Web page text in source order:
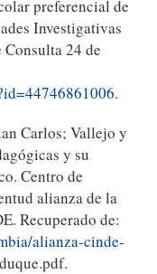
preferencial de
Investigativas
24 de
.
Carlos; Vallejo y
y su
Centro de
alianza de la
Recuperado de:
alianza-cinde-